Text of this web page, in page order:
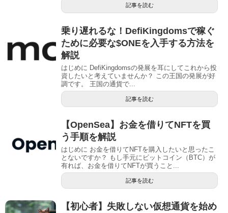
記事を読む
乗り遅れるな！DefiKingdomsで稼ぐ
ために必要な$ONEを入手する方法を
解説
はじめに DefiKingdomsの発展を耳にしてこれから投
資したいと考えていませんか？ この王国の発展が好
調です。 王国の通貨で...
記事を読む
【OpenSea】お金を借りてNFTを買
う手順を解説
はじめに お金を借りてNFTを購入したいと思ったこ
とないですか？ もし手元にビットコイン（BTC）が
有れば、お金を借りてNFTが買うこと...
記事を読む
【初心者】失敗しない仮想通貨を始め